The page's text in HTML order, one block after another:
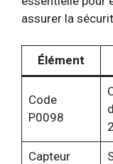
assurer la
Élément
Code
P0098
Capteur